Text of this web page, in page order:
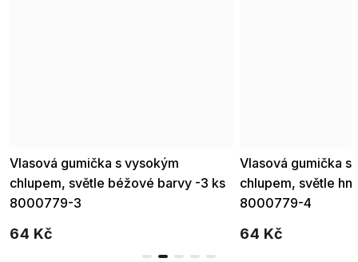
Vlasová gumička s vysokým
chlupem, světle béžové barvy -3 ks
8000779-3
64 Kč
Vlasová gumička s
chlupem, světle
8000779-4
64 Kč